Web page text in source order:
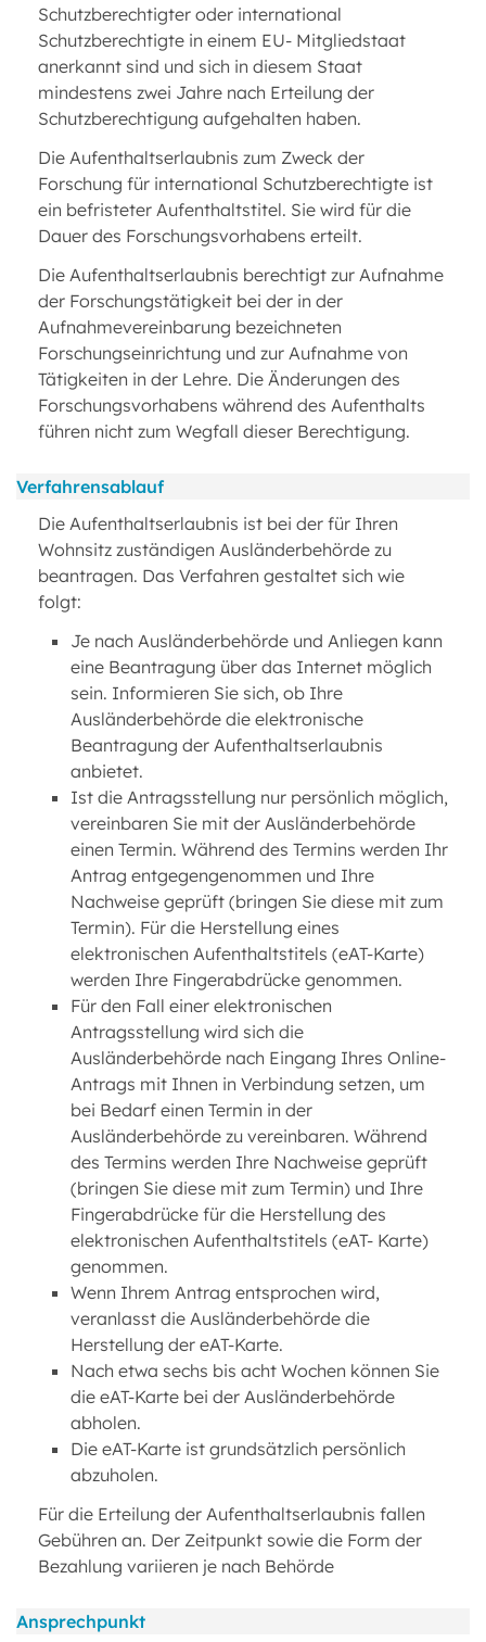
Schutzberechtigter oder international
Schutzberechtigte in einem EU- Mitgliedstaat
anerkannt sind und sich in diesem Staat
mindestens zwei Jahre nach Erteilung der
Schutzberechtigung aufgehalten haben.
Die Aufenthaltserlaubnis zum Zweck der
Forschung für international Schutzberechtigte ist
ein befristeter Aufenthaltstitel. Sie wird für die
Dauer des Forschungsvorhabens erteilt.
Die Aufenthaltserlaubnis berechtigt zur Aufnahme
der Forschungstätigkeit bei der in der
Aufnahmevereinbarung bezeichneten
Forschungseinrichtung und zur Aufnahme von
Tätigkeiten in der Lehre. Die Änderungen des
Forschungsvorhabens während des Aufenthalts
führen nicht zum Wegfall dieser Berechtigung.
Verfahrensablauf
Die Aufenthaltserlaubnis ist bei der für Ihren
Wohnsitz zuständigen Ausländerbehörde zu
beantragen. Das Verfahren gestaltet sich wie
folgt:
Je nach Ausländerbehörde und Anliegen kann
eine Beantragung über das Internet möglich
sein. Informieren Sie sich, ob Ihre
Ausländerbehörde die elektronische
Beantragung der Aufenthaltserlaubnis
anbietet.
Ist die Antragsstellung nur persönlich möglich,
vereinbaren Sie mit der Ausländerbehörde
einen Termin. Während des Termins werden Ihr
Antrag entgegengenommen und Ihre
Nachweise geprüft (bringen Sie diese mit zum
Termin). Für die Herstellung eines
elektronischen Aufenthaltstitels (eAT-Karte)
werden Ihre Fingerabdrücke genommen.
Für den Fall einer elektronischen
Antragsstellung wird sich die
Ausländerbehörde nach Eingang Ihres Online-
Antrags mit Ihnen in Verbindung setzen, um
bei Bedarf einen Termin in der
Ausländerbehörde zu vereinbaren. Während
des Termins werden Ihre Nachweise geprüft
(bringen Sie diese mit zum Termin) und Ihre
Fingerabdrücke für die Herstellung des
elektronischen Aufenthaltstitels (eAT- Karte)
genommen.
Wenn Ihrem Antrag entsprochen wird,
veranlasst die Ausländerbehörde die
Herstellung der eAT-Karte.
Nach etwa sechs bis acht Wochen können Sie
die eAT-Karte bei der Ausländerbehörde
abholen.
Die eAT-Karte ist grundsätzlich persönlich
abzuholen.
Für die Erteilung der Aufenthaltserlaubnis fallen
Gebühren an. Der Zeitpunkt sowie die Form der
Bezahlung variieren je nach Behörde
Ansprechpunkt